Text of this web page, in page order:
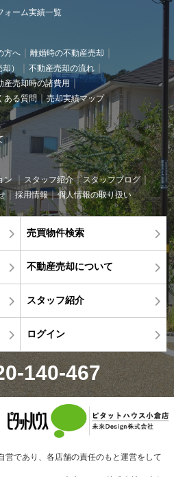
ォーム実績一覧
方へ
離婚時の不動産売却
）
不動産売却の流れ
産売却時の諸費用
ある質問 売却実績マップ
ン スタッフ紹介
スタッフブログ
採用情報 個人情報の取り扱い
売買物件検索
不動産売却について
スタッフ紹介
ログイン
140-467
であり、各店舗の責任のもと運営をして